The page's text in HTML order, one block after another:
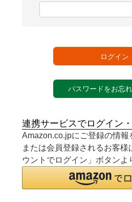
)
必
ログイン
パスワードをお忘
連携サービスでログイン
Amazon.co.jpにご登録の情報
または会員登録されるお客様
ウントでログイン」ボタンよ